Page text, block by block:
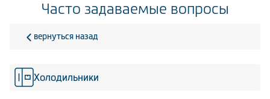
Стиральные и сушильные машины
Посудомоечные машины
Часто задаваемые вопросы
вернуться назад
Холодильники